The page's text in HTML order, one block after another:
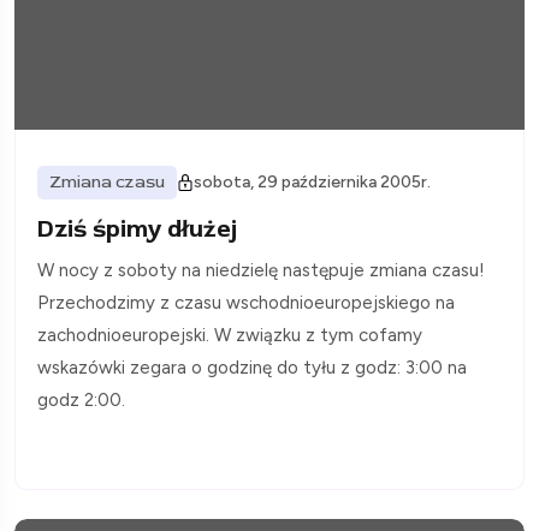
Zmiana czasu sobota, 29 października 2005r.
Dziś śpimy dłużej
W nocy z soboty na niedzielę następuje zmiana czasu!
Przechodzimy z czasu wschodnioeuropejskiego na
zachodnioeuropejski. W związku z tym cofamy
wskazówki zegara o godzinę do tyłu z godz: 3:00 na
godz 2:00.